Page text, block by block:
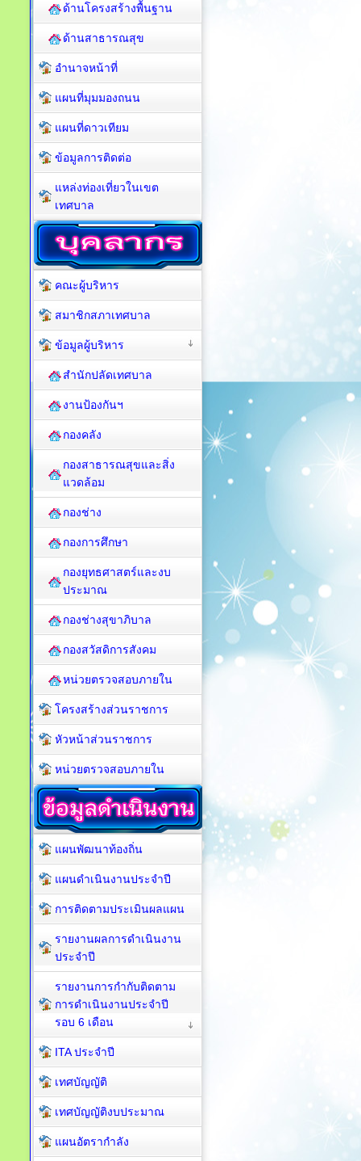
ด้านโครงสร้างพื้นฐาน
ด้านสาธารณสุข
อำนาจหน้าที่
แผนที่มุมมองถนน
แผนที่ดาวเทียม
ข้อมูลการติดต่อ
แหล่งท่องเที่ยวในเขต
เทศบาล
คณะผู้บริหาร
สมาชิกสภาเทศบาล
ข้อมูลผู้บริหาร
สำนักปลัดเทศบาล
งานป้องกันฯ
กองคลัง
กองสาธารณสุขและสิ่ง
แวดล้อม
กองช่าง
กองการศึกษา
กองยุทธศาสตร์และงบ
ประมาณ
กองช่างสุขาภิบาล
กองสวัสดิการสังคม
หน่วยตรวจสอบภายใน
โครงสร้างส่วนราชการ
หัวหน้าส่วนราชการ
หน่วยตรวจสอบภายใน
แผนพัฒนาท้องถิ่น
แผนดำเนินงานประจำปี
การติดตามประเมินผลแผน
รายงานผลการดำเนินงาน
ประจำปี
รายงานการกำกับติดตาม
การดำเนินงานประจำปี
รอบ 6 เดือน
ITA ประจำปี
เทศบัญญัติ
เทศบัญญัติงบประมาณ
แผนอัตรากำลัง